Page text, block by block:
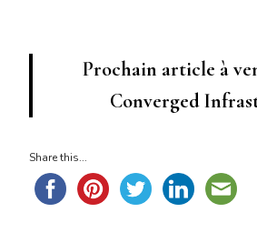
Prochain article à
Converged
Share this...